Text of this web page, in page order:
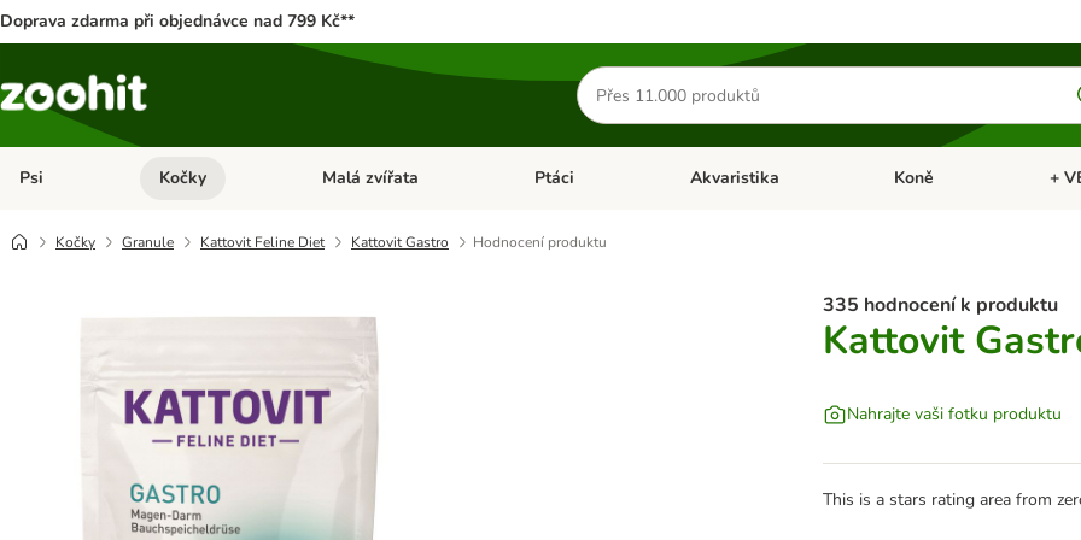
Doprava zdarma při objednávce nad 799 Kč**
Hledat
produkty
Psi Otevřít menu: Psi
Kočky Otevřít menu: Kočky
Malá zvířata Otevřít menu: Malá zvířata
Ptáci Otevřít menu: Ptáci
Akvaristika Otevřít menu: Akvaristika
Koně +
Kočky Granule Kattovit Feline Diet Kattovit Gastro Hodnocení produktu
335 hodnocení k produktu
Kattovit
Nahrajte vaši fotku produktu
This is a stars rating area from